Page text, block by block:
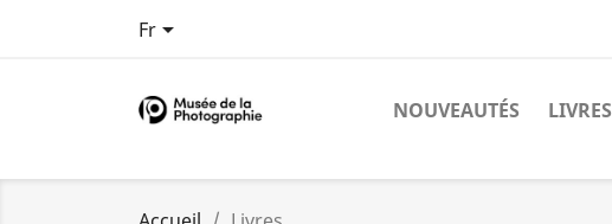
Fr
NOUVEAUTÉS LIVRES